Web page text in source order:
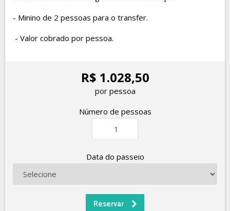
- Minino de 2 pessoas para o transfer.
- Valor cobrado por pessoa.
R$ 1.028,50
por pessoa
Número de pessoas
Data do passeio